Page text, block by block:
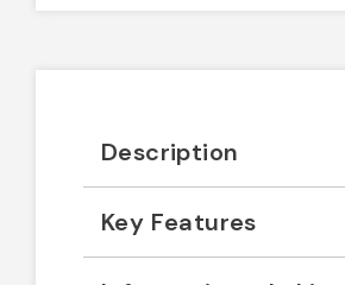
Description
Key Features